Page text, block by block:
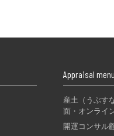
Appraisal menu
産土（うぶす
面・オンライ
開運コンサル